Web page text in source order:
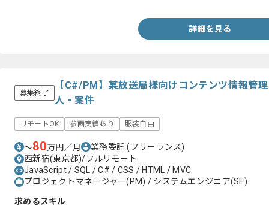
詳細を見る
募集終了
【C#/PM】某放送局様向けコンテンツ情報管
人・案件
リモートOK 参画実績あり 服装自由
〜80万円／月 業務委託(フリーランス)
西新宿(東京都)/フルリモート
JavaScript / SQL / C# / CSS / HTML / MVC
プロジェクトマネージャー(PM) / システムエンジニア(SE)
求めるスキル